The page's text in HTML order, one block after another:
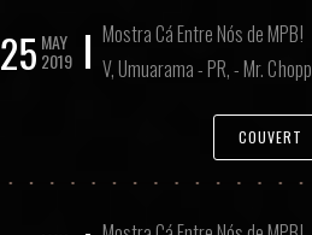
25 MAY
2019
Mostra Cá Entre Nós de MPB!
V, Umuarama - PR, - Mr. Chopp
COUVERT